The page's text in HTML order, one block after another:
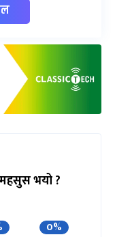
भयो ?
0%